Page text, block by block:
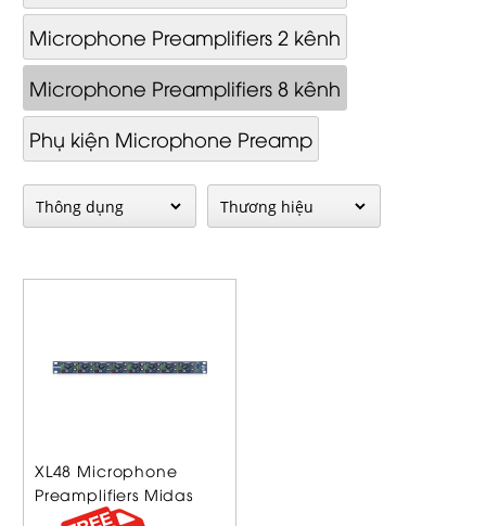
Microphone Preamplifiers 2 kênh
Microphone Preamplifiers 8 kênh
Phụ kiện Microphone Preamp
XL48 Microphone
Preamplifiers Midas